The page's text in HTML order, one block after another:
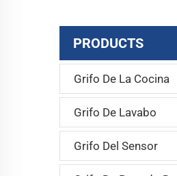
PRODUCTS
Grifo De La Cocina
Grifo De Lavabo
Grifo Del Sensor